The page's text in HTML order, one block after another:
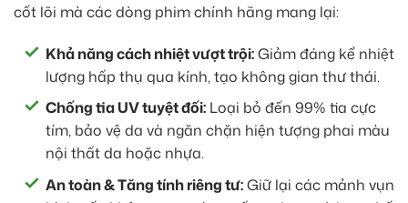
cốt lõi mà các dòng phim chính hãng mang lại:
Khả năng cách nhiệt vượt trội:Giảm đáng kể nhiệt
lượng hấp thụ qua kính, tạo không gian thư thái.
Chống tia UV tuyệt đối: Loại bỏ đến 99% tia cực
tím, bảo vệ da và ngăn chặn hiện tượng phai màu
nội thất da hoặc nhựa.
An toàn & Tăng tính riêng tư:Giữ lại các mảnh vụn